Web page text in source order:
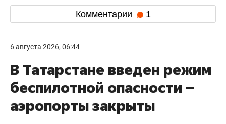
Комментарии 1
6 августа 2026, 06:44
В Татарстане введен режим
беспилотной опасности –
аэропорты закрыты